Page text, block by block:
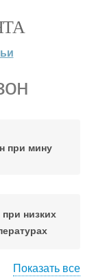
при мину
низких
Показать все